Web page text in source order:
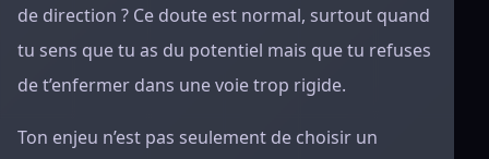
de direction ? Ce doute est normal, surtout quand
tu sens que tu as du potentiel mais que tu refuses
de t’enfermer dans une voie trop rigide.
Ton enjeu n’est pas seulement de choisir un